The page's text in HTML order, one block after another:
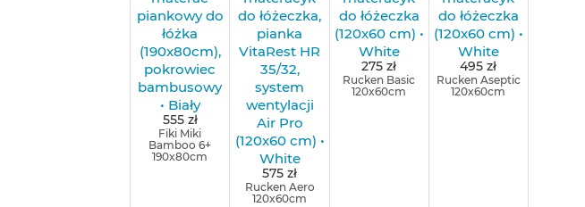
555 zł
Fiki Miki
Bamboo 6+
190x80cm
575 zł
Rucken Aero
120x60cm
275 zł
Rucken Basic
120x60cm
495 zł
Rucken Aseptic
120x60cm